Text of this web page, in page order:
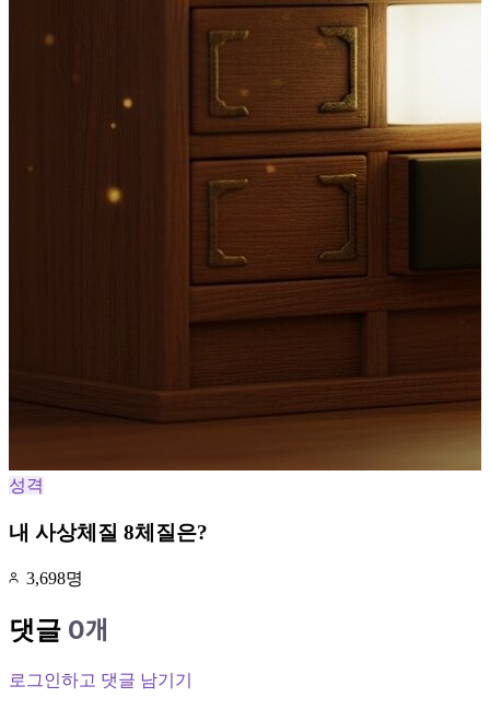
성격
내 사상체질 8체질은?
3,698명
댓글 0개
로그인하고 댓글 남기기